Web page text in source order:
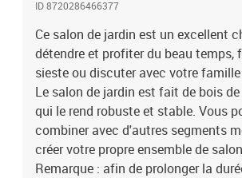
ID 8720286466377
Ce salon de jardin est un excellent
détendre et profiter du beau temps,
sieste ou discuter avec votre
Le salon de jardin est fait de bois
qui le rend robuste et stable. Vous
combiner avec d'autres segments
créer votre propre ensemble de
Remarque : afin de prolonger la